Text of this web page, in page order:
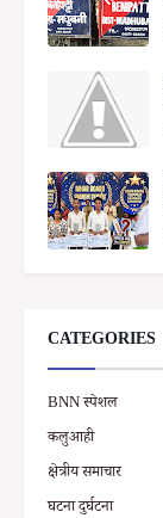
CATEGORIES
BNN स्पेशल
कलुआही
क्षेत्रीय समाचार
घटना दुर्घटना